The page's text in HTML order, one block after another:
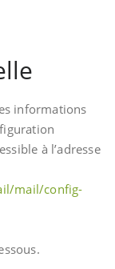
informations
à l’adresse
mail/config-